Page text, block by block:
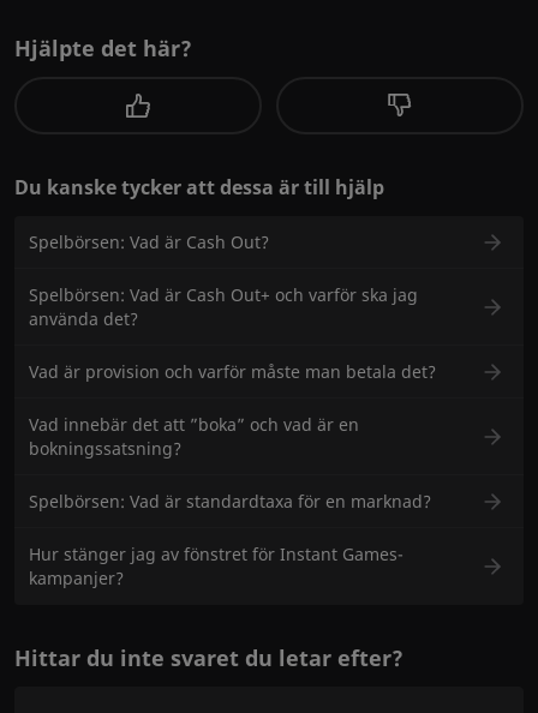
Hjälpte det här?
Du kanske tycker att dessa är till hjälp
Spelbörsen: Vad är Cash Out?
Spelbörsen: Vad är Cash Out+ och varför ska jag
använda det?
Vad är provision och varför måste man betala det?
Vad innebär det att ”boka” och vad är en
bokningssatsning?
Spelbörsen: Vad är standardtaxa för en marknad?
Hur stänger jag av fönstret för Instant Games-
kampanjer?
Hittar du inte svaret du letar efter?